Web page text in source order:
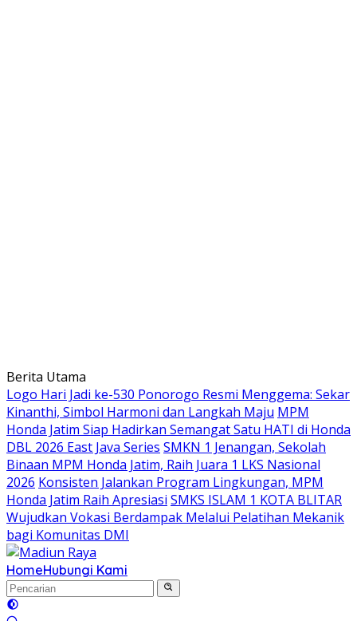
Langsung
ke
konten
Berita Utama
Logo Hari Jadi ke-530 Ponorogo Resmi Menggema: Sekar
Kinanthi, Simbol Harmoni dan Langkah Maju MPM
Honda Jatim Siap Hadirkan Semangat Satu HATI di Honda
DBL 2026 East Java Series SMKN 1 Jenangan, Sekolah
Binaan MPM Honda Jatim, Raih Juara 1 LKS Nasional
2026 Konsisten Jalankan Program Lingkungan, MPM
Honda Jatim Raih Apresiasi SMKS ISLAM 1 KOTA BLITAR
Wujudkan Vokasi Berdampak Melalui Pelatihan Mekanik
bagi Komunitas DMI
HomeHubungi Kami